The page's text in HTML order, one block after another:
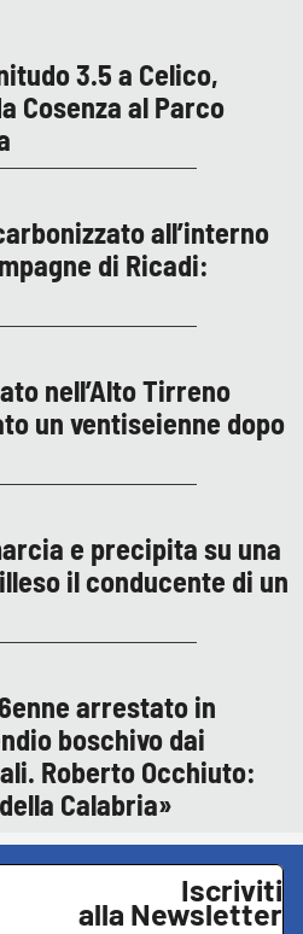
3.5 a Celico,
Cosenza al Parco
all’interno
di Ricadi:
nell’Alto Tirreno
un ventiseienne dopo
e precipita su una
il conducente di un
arrestato in
boschivo dai
Roberto Occhiuto:
Calabria»
Iscriviti
alla Newsletter